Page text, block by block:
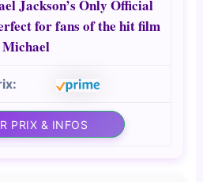
Jackson’s Only Official
for fans of the hit film
Michael
PRIX & INFOS